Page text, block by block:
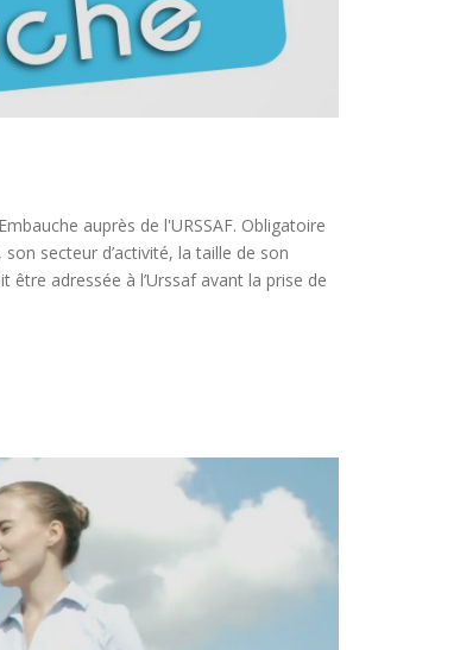
auprès de l'URSSAF. Obligatoire
secteur d’activité, la taille de son
être adressée à l’Urssaf avant la prise de